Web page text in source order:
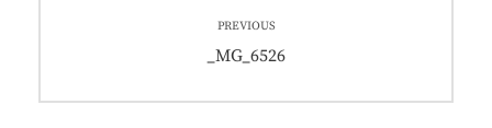
PREVIOUS
Previous
_MG_6526